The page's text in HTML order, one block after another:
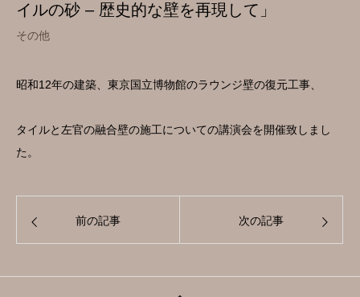
イルの砂 – 歴史的な壁を再現して」
その他
昭和12年の建築、東京国立博物館のラウンジ壁の復元工事、
タイルと左官の融合壁の施工についての講演会を開催致しまし
た。
前の記事 次の記事